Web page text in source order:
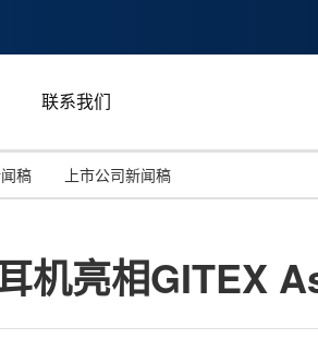
联系我们
投资并购
能源化工与环保
马来西亚
稿 上市公司新闻稿
机亮相GITEX